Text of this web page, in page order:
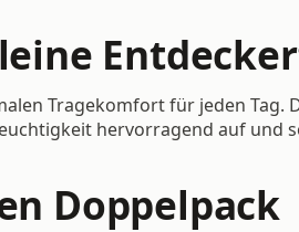
Tragekomfort für jeden Tag.
hervorragend auf und
Doppelpack